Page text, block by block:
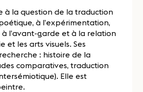
à la question de la traduction
à l’expérimentation,
à l’avant-garde et à la relation
et les arts visuels. Ses
: histoire de la
comparatives, traduction
Elle est